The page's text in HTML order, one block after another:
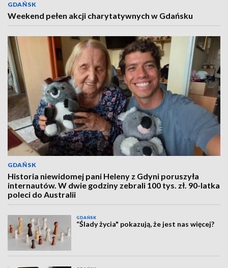
GDAŃSK
Weekend pełen akcji charytatywnych w Gdańsku
GDAŃSK
Historia niewidomej pani Heleny z Gdyni poruszyła
internautów. W dwie godziny zebrali 100 tys. zł. 90-latka
poleci do Australii
GDAŃSK
“Ślady życia" pokazują, że jest nas więcej?